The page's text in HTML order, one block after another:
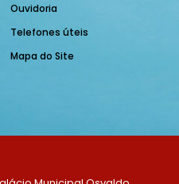
Ouvidoria
Telefones úteis
Mapa do Site